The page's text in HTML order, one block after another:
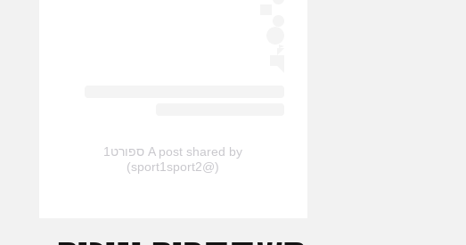
A post shared by ספורט1
(@sport1sport2)